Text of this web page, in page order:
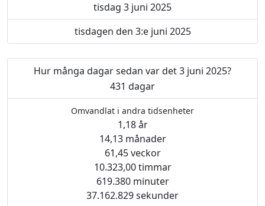
tisdag 3 juni 2025
tisdagen den 3:e juni 2025
Hur många dagar sedan var det 3 juni 2025?
431 dagar
Omvandlat i andra tidsenheter
1,18 år
14,13 månader
61,45 veckor
10.323,00 timmar
619.380 minuter
37.162.829 sekunder